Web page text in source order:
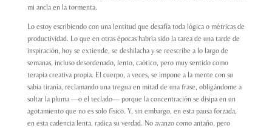
mi ancla en la tormenta.
Lo estoy escribiendo con una lentitud que desafía toda lógica o métricas de
productividad. Lo que en otras épocas habría sido la tarea de una tarde de
inspiración, hoy se extiende, se deshilacha y se reescribe a lo largo de
semanas, incluso desordenado, lento, caótico, pero muy sentido como
terapia creativa propia. El cuerpo, a veces, se impone a la mente con su
sabia tiranía, reclamando una tregua en mitad de una frase, obligándome a
soltar la pluma —o el teclado— porque la concentración se disipa en un
agotamiento que no es solo físico. Y, sin embargo, en esta pausa forzada,
en esta cadencia lenta, radica su verdad. No avanzo como antaño, pero